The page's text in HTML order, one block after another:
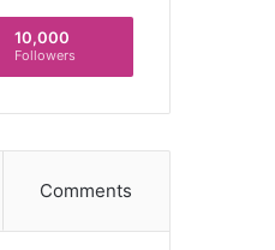
10,000
Followers
Comments